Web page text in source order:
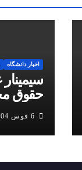
اخبار دانشگاه
حقوق
هوا”
6 قوس 1404